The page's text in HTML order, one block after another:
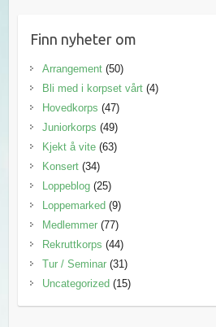
Finn nyheter om
Arrangement(50)
Bli med i korpset vårt(4)
Hovedkorps (47)
Juniorkorps (49)
Kjekt å vite(63)
Konsert(34)
Loppeblog(25)
Loppemarked (9)
Medlemmer(77)
Rekruttkorps (44)
Tur / Seminar(31)
Uncategorized (15)